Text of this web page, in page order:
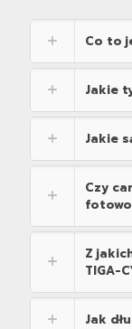
Co to
Jakie
Jakie
Czy
Z
TIGA-
Jak